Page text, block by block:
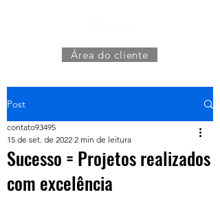
Área do cliente
Post
Sucesso = Projetos realizados
com excelência
contato93495
15 de set. de 2022 2 min de leitura